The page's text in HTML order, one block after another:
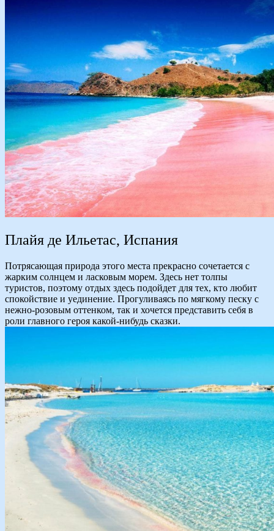
Плайя де Ильетас, Испания
Потрясающая природа этого места прекрасно сочетается с
жарким солнцем и ласковым морем. Здесь нет толпы
туристов, поэтому отдых здесь подойдет для тех, кто любит
спокойствие и уединение. Прогуливаясь по мягкому песку с
нежно-розовым оттенком, так и хочется представить себя в
роли главного героя какой-нибудь сказки.